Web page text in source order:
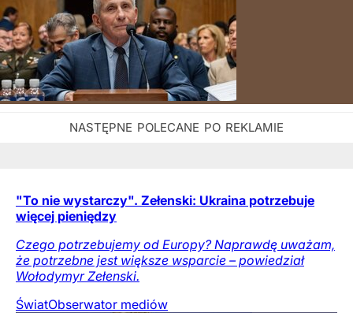
"To nie wystarczy". Zełenski: Ukraina potrzebuje
więcej pieniędzy
Czego potrzebujemy od Europy? Naprawdę uważam,
że potrzebne jest większe wsparcie – powiedział
Wołodymyr Zełenski.
ŚwiatObserwator mediów